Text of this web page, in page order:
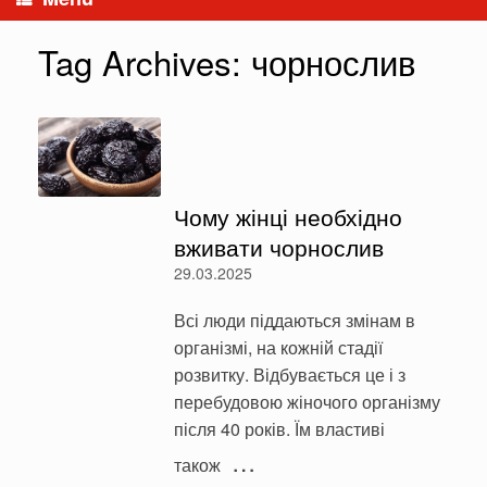
Tag Archives: чорнослив
Чому жінці необхідно
вживати чорнослив
29.03.2025
Всі люди піддаються змінам в
організмі, на кожній стадії
розвитку. Відбувається це і з
перебудовою жіночого організму
після 40 років. Їм властиві
також …